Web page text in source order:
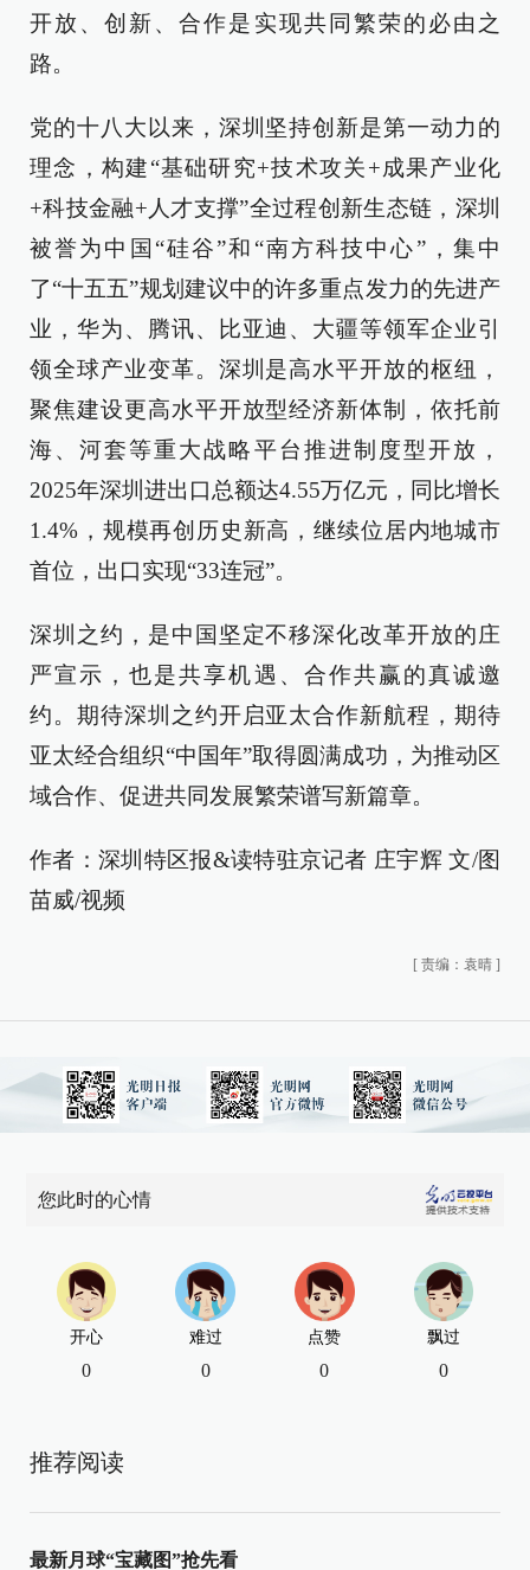
开放、创新、合作是实现共同繁荣的必由之
路。
党的十八大以来，深圳坚持创新是第一动力的
理念，构建“基础研究+技术攻关+成果产业化
+科技金融+人才支撑”全过程创新生态链，深圳
被誉为中国“硅谷”和“南方科技中心”，集中
了“十五五”规划建议中的许多重点发力的先进产
业，华为、腾讯、比亚迪、大疆等领军企业引
领全球产业变革。深圳是高水平开放的枢纽，
聚焦建设更高水平开放型经济新体制，依托前
海、河套等重大战略平台推进制度型开放，
2025年深圳进出口总额达4.55万亿元，同比增长
1.4%，规模再创历史新高，继续位居内地城市
首位，出口实现“33连冠”。
深圳之约，是中国坚定不移深化改革开放的庄
严宣示，也是共享机遇、合作共赢的真诚邀
约。期待深圳之约开启亚太合作新航程，期待
亚太经合组织“中国年”取得圆满成功，为推动区
域合作、促进共同发展繁荣谱写新篇章。
作者：深圳特区报&读特驻京记者 庄宇辉 文/图
苗威/视频
[ 责编：袁晴 ]
您此时的心情
开心
0
难过
0
点赞
0
飘过
0
推荐阅读
最新月球“宝藏图”抢先看